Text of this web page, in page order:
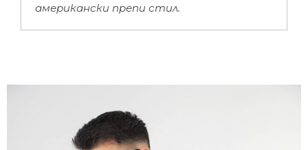
американски препи стил.